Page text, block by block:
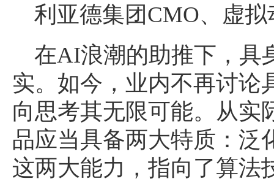
利亚德集团CMO、虚
在AI浪潮的助推下，具
实。如今，业内不再讨论
向思考其无限可能。从实
品应当具备两大特质：泛
这两大能力，指向了算法